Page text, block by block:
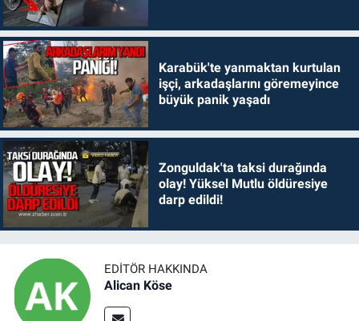
Karabük'te yanmaktan kurtulan
işçi, arkadaşlarını göremeyince
büyük panik yaşadı
Zonguldak'ta taksi durağında
olay! Yüksel Mutlu öldüresiye
darp edildi!
EDITÖR HAKKINDA
Alican Köse